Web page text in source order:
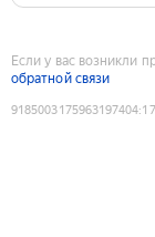
Если у вас возникли
обратной связи
9185003175963197404: